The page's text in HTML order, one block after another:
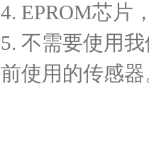
4. EPROM芯片
5. 不需要使用
前使用的传感